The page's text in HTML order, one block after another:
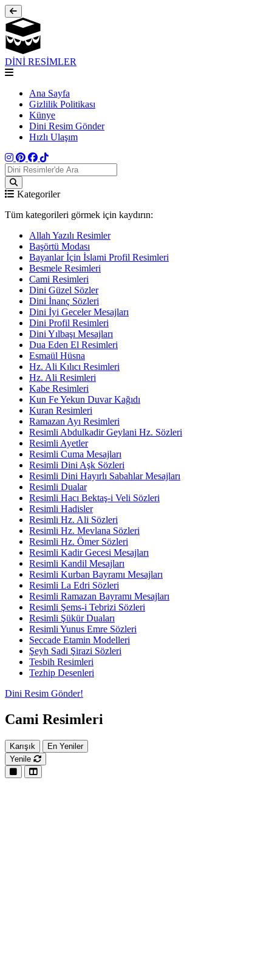
DİNİ RESİMLER
Ana Sayfa
Gizlilik Politikası
Künye
Dini Resim Gönder
Hızlı Ulaşım
Kategoriler
Tüm kategorileri görmek için kaydırın:
Allah Yazılı Resimler
Başörtü Modası
Bayanlar İçin İslami Profil Resimleri
Besmele Resimleri
Cami Resimleri
Dini Güzel Sözler
Dini İnanç Sözleri
Dini İyi Geceler Mesajları
Dini Profil Resimleri
Dini Yılbaşı Mesajları
Dua Eden El Resimleri
Esmaül Hüsna
Hz. Ali Kılıcı Resimleri
Hz. Ali Resimleri
Kabe Resimleri
Kun Fe Yekun Duvar Kağıdı
Kuran Resimleri
Ramazan Ayı Resimleri
Resimli Abdulkadir Geylani Hz. Sözleri
Resimli Ayetler
Resimli Cuma Mesajları
Resimli Dini Aşk Sözleri
Resimli Dini Hayırlı Sabahlar Mesajları
Resimli Dualar
Resimli Hacı Bektaş-i Veli Sözleri
Resimli Hadisler
Resimli Hz. Ali Sözleri
Resimli Hz. Mevlana Sözleri
Resimli Hz. Ömer Sözleri
Resimli Kadir Gecesi Mesajları
Resimli Kandil Mesajları
Resimli Kurban Bayramı Mesajları
Resimli La Edri Sözleri
Resimli Ramazan Bayramı Mesajları
Resimli Şems-i Tebrizi Sözleri
Resimli Şükür Duaları
Resimli Yunus Emre Sözleri
Seccade Etamin Modelleri
Şeyh Sadi Şirazi Sözleri
Tesbih Resimleri
Tezhip Desenleri
Dini Resim Gönder!
Cami Resimleri
Karışık
En Yeniler
Yenile